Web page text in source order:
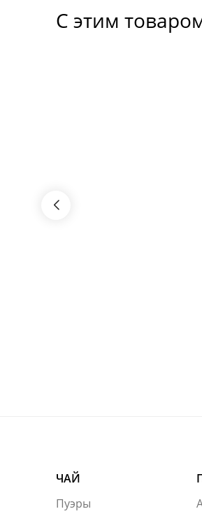
С этим
ЧАЙ
Пуэры